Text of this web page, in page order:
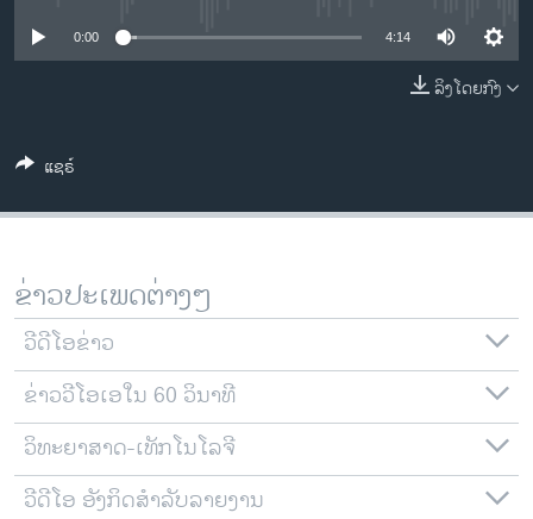
ຊຸມຊົນຊາວລາວ
ສຽງ
ລາຍການກະຈາຍສຽງ
ຕິດຕາມພວກເຮົາ ທີ່
ພາສາຕ່າງໆ
0:00 4:14
ລິງໂດຍກົງ
ແຊຣ໌
ຂ່າວປະເພດຕ່າງໆ
ວີດີໂອຂ່າວ
ຂ່າວວີໂອເອໃນ 60 ວິນາທີ
ວິທະຍາສາດ-ເທັກໂນໂລຈີ
ວີດີໂອ ອັງກິດສຳລັບລາຍງານ